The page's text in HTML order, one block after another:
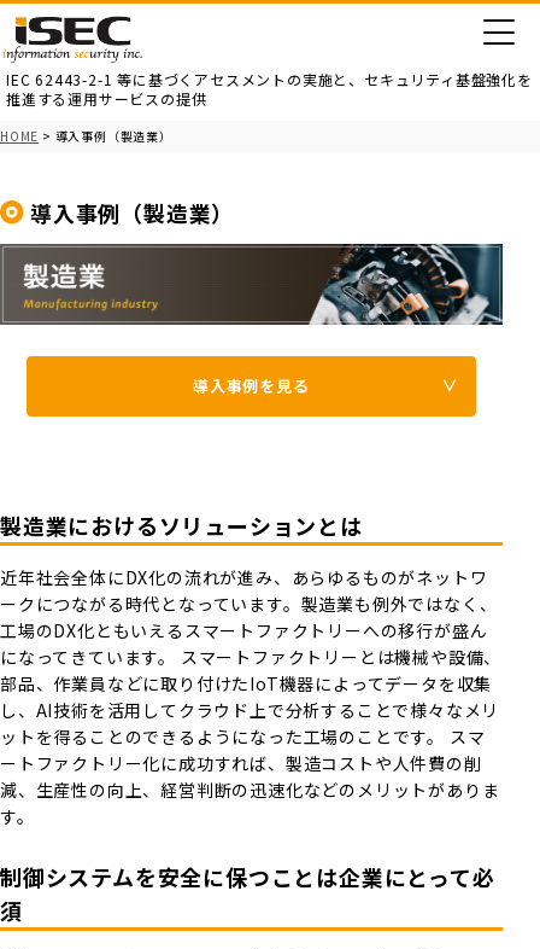
IEC 62443-2-1 等に基づくアセスメントの実施と、 セキュリティ基盤強化を
推進する運用サービスの提供
HOME > 導入事例（製造業）
導入事例（製造業）
導入事例を見る
製造業におけるソリューションとは
近年社会全体にDX化の流れが進み、あらゆるものがネットワ
ークにつながる時代となっています。製造業も例外ではなく、
工場のDX化ともいえるスマートファクトリーへの移行が盛ん
になってきています。 スマートファクトリーとは機械や設備、
部品、作業員などに取り付けたIoT機器によってデータを収集
し、AI技術を活用してクラウド上で分析することで様々なメリ
ットを得ることのできるようになった工場のことです。 スマ
ートファクトリー化に成功すれば、製造コストや人件費の削
減、生産性の向上、経営判断の迅速化などのメリットがありま
す。
制御システムを安全に保つことは企業にとって必
須